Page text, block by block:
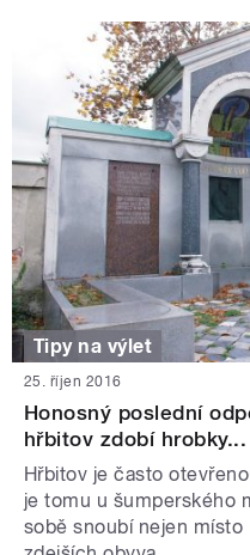
Tipy na výlet
25. říjen 2016
Honosný poslední
hřbitov zdobí hrobky...
Hřbitov je často
je tomu u šumperského
sobě snoubí nejen